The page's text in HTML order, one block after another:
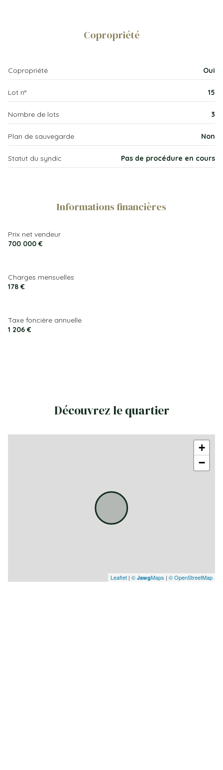
ascenseur
cave
visiophone
cuisine
6.17 m²
chambre
15 m²
Salle d'eau
6.70 m²
Dégagement
2.50 m²
Copropriété
Copropriété Oui
Lot n° 15
Nombre de lots 3
Plan de sauvegarde Non
Statut du syndic Pas de procédure en cours
Informations financières
Prix net vendeur
700 000 €
Charges mensuelles
178 €
Taxe foncière annuelle
1 206 €
Découvrez le quartier
+
−
Leaflet | © JawgMaps | © OpenStreetMap